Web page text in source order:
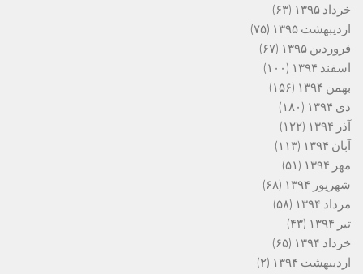
خرداد ۱۳۹۵
(۶۳)
اردیبهشت ۱۳۹۵
(۷۵)
فروردین ۱۳۹۵
(۶۷)
اسفند ۱۳۹۴
(۱۰۰)
بهمن ۱۳۹۴
(۱۵۶)
دی ۱۳۹۴
(۱۸۰)
آذر ۱۳۹۴
(۱۲۲)
آبان ۱۳۹۴
(۱۱۳)
مهر ۱۳۹۴
(۵۱)
شهریور ۱۳۹۴
(۶۸)
مرداد ۱۳۹۴
(۵۸)
تیر ۱۳۹۴
(۴۳)
خرداد ۱۳۹۴
(۶۵)
اردیبهشت ۱۳۹۴
(۲)